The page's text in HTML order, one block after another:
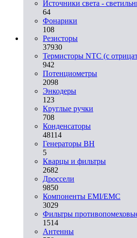
Источники света -
64
Фонарики
108
Резисторы
37930
Термисторы NTC (с
942
Потенциометры
2098
Энкодеры
123
Круглые ручки
708
Конденсаторы
48114
Генераторы ВН
5
Кварцы и фильтры
2682
Дроссели
9850
Компоненты EMI/EMC
3029
Фильтры
1514
Антенны